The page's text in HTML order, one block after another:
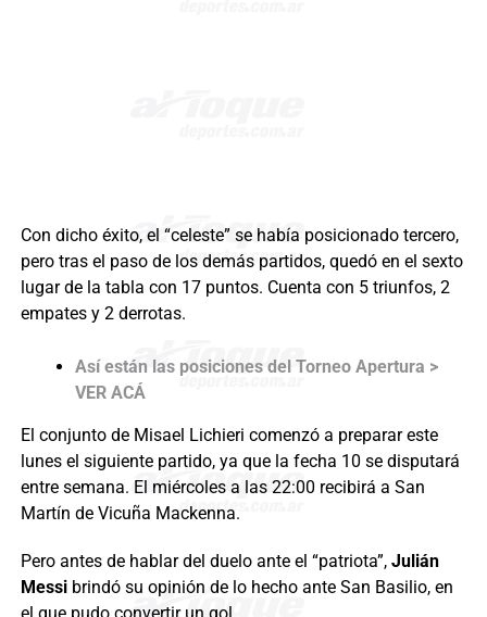
Con dicho éxito, el “celeste” se había posicionado tercero,
pero tras el paso de los demás partidos, quedó en el sexto
lugar de la tabla con 17 puntos. Cuenta con 5 triunfos, 2
empates y 2 derrotas.
Así están las posiciones del Torneo Apertura >
VER ACÁ
El conjunto de Misael Lichieri comenzó a preparar este
lunes el siguiente partido, ya que la fecha 10 se disputará
entre semana. El miércoles a las 22:00 recibirá a San
Martín de Vicuña Mackenna.
Pero antes de hablar del duelo ante el “patriota”, Julián
Messibrindó su opinión de lo hecho ante San Basilio, en